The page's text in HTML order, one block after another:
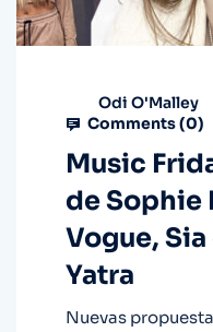
Odi O'Malley
Comments (0)
Music
de Sophie
Vogue,
Yatra
Nuevas